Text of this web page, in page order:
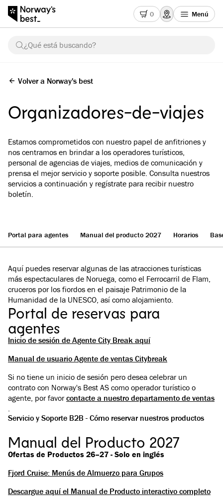
0 Menú
¿Qué está buscando?
Volver a Norway's best
Organizadores-de-viajes
Estamos comprometidos con nuestro papel de anfitriones y
nos centramos en brindar a los operadores turísticos,
personal de agencias de viajes, medios de comunicación y
prensa el mejor servicio y soporte posible. Consulta nuestros
servicios a continuación y regístrate para recibir nuestro
boletín.
Portal para agentes Manual del producto 2027 Horarios
Aquí puedes reservar algunas de las atracciones turísticas
más espectaculares de Noruega, como el Ferrocarril de Flam,
cruceros por los fiordos en el paisaje Patrimonio de la
Humanidad de la UNESCO, así como alojamiento.
Portal de reservas para
agentes
Inicio de sesión de Agente City Break aquí
Manual de usuario Agente de ventas Citybreak
Si no tiene un inicio de sesión pero desea celebrar un
contrato con Norway's Best AS como operador turístico o
agente, por favorcontacte a nuestro departamento de ventas
.
Servicio y Soporte B2B - Cómo reservar nuestros productos
Manual del Producto 2027
Ofertas de Productos 26–27 - Solo en inglés
Fjord Cruise: Menús de Almuerzo para Grupos
Descargue aquí el Manual de Producto interactivo completo